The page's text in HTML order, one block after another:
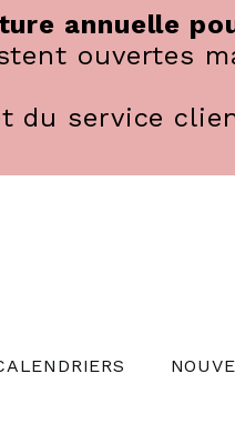
annuelle
ouvertes
du service